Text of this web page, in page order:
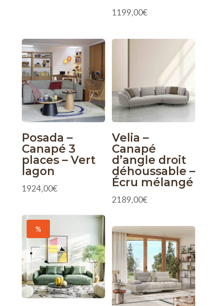
1199,00€
Posada –
Canapé 3
places – Vert
lagon
1924,00€
Velia –
Canapé
d’angle droit
déhoussable –
Écru mélangé
2189,00€
%